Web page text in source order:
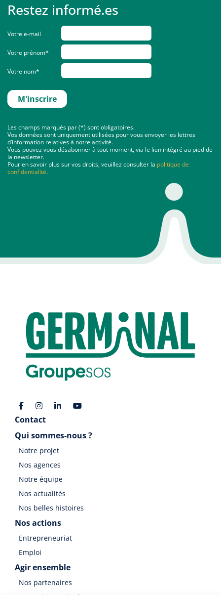
Restez informé.es
Votre e-mail
Votre prénom*
Votre nom*
Les champs marqués par (*) sont obligatoires.
Vos données sont uniquement utilisées pour vous envoyer les lettres
d’information relatives à notre activité.
Vous pouvez vous désabonner à tout moment, via le lien intégré au pied de
la newsletter.
Pour en savoir plus sur vos droits, veuillez consulter la politique de
confidentialité.
Contact
Qui sommes-nous ?
Notre projet
Nos agences
Notre équipe
Nos actualités
Nos belles histoires
Nos actions
Entrepreneuriat
Emploi
Agir ensemble
Nos partenaires